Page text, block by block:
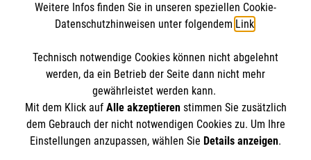
Newsletter abonnieren
Cookies verwalten|AGB|Impressum|Datenschutz
Barrierefreiheit |Kontakt| Sharepoint|Mediathek
Weitere Infos finden Sie in unseren speziellen Cookie-
Datenschutzhinweisen unter folgendem Link.
Technisch notwendige Cookies können nicht abgelehnt
werden, da ein Betrieb der Seite dann nicht mehr
gewährleistet werden kann.
Mit dem Klick auf Alle akzeptierenstimmen Sie zusätzlich
dem Gebrauch der nicht notwendigen Cookies zu. Um Ihre
Einstellungen anzupassen, wählen Sie Details anzeigen.